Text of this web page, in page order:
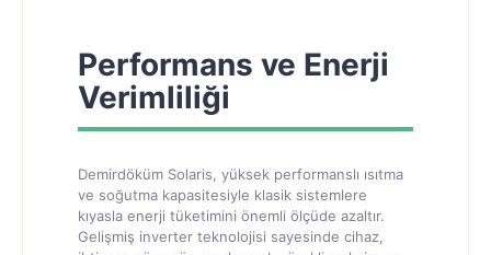
Performans ve Enerji
Verimliliği
Demirdöküm Solaris, yüksek performanslı ısıtma
ve soğutma kapasitesiyle klasik sistemlere
kıyasla enerji tüketimini önemli ölçüde azaltır.
Gelişmiş inverter teknolojisi sayesinde cihaz,